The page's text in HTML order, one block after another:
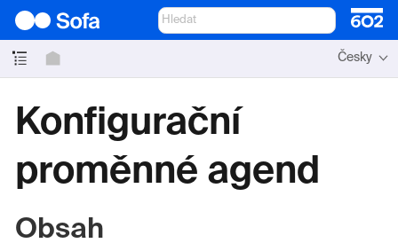
Česky
Konfigurační
proměnné agend
Obsah